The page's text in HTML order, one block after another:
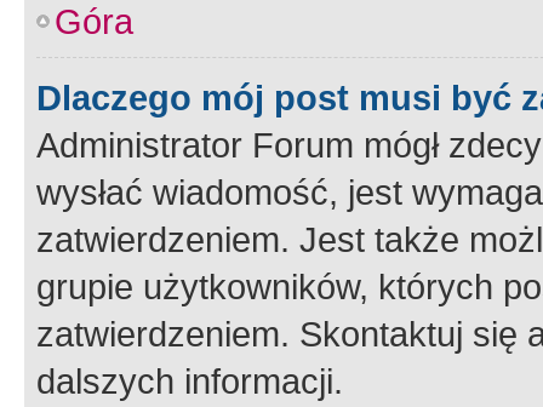
Góra
Dlaczego mój post musi być
Administrator Forum mógł
wysłać wiadomość, jest
zatwierdzeniem. Jest także
grupie użytkowników, których
zatwierdzeniem. Skontaktuj się
dalszych informacji.